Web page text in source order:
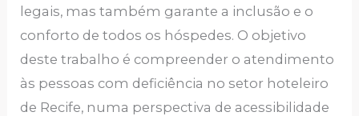
legais, mas também garante a inclusão e o
conforto de todos os hóspedes. O objetivo
deste trabalho é compreender o atendimento
às pessoas com deficiência no setor hoteleiro
de Recife, numa perspectiva de acessibilidade